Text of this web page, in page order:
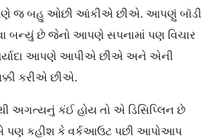
જ બહુ ઓછી આંકીએ છીએ. આપણું બૉડી
બન્યું છે જેનો આપણે સપનામાં પણ વિચાર
મર્યાદા આપણે આપીએ છીએ અને એની
કરીએ છીએ.
અગત્યનું કંઈ હોય તો એ ડિસિપ્લિન છે
પણ કહીશ કે વર્કઆઉટ પછી આપોઆપ